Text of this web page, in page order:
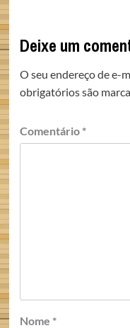
Deixe um
O seu endereço de e-
obrigatórios são
Comentário *
Nome *